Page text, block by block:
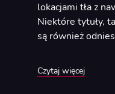
lokacjami tła z
Niektóre tytuły,
są również
Mody zawierają
Czytaj więcej